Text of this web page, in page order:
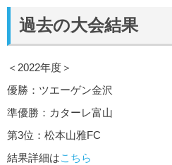
過去の大会結果
＜2022年度＞
優勝：ツエーゲン金沢
準優勝：カターレ富山
第3位：松本山雅FC
結果詳細はこちら